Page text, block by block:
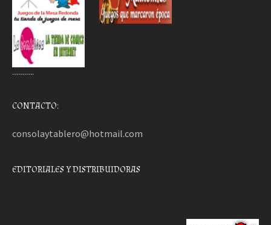
………..
CONTACTO:
consolaytablero@hotmail.com
EDITORIALES Y DISTRIBUIDORAS